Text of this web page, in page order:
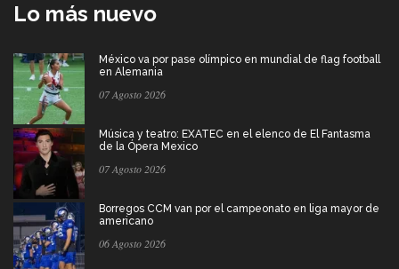
Lo más nuevo
México va por pase olímpico en mundial de flag football
en Alemania
07 Agosto 2026
Música y teatro: EXATEC en el elenco de El Fantasma
de la Ópera Mexico
07 Agosto 2026
Borregos CCM van por el campeonato en liga mayor de
americano
06 Agosto 2026